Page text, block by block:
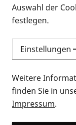
Vorlesen
Auswahl der
festlegen.
Einstellungen
Weitere
finden Sie in
Impressum.